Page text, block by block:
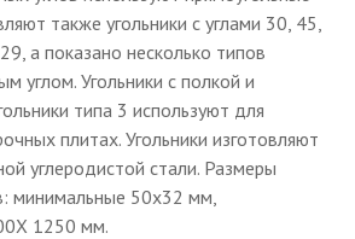
также угольники с углами 30, 45,
а показано несколько типов
углом. Угольники с полкой и
типа 3 используют для
плитах. Угольники изготовляют
углеродистой стали. Размеры
минимальные 50x32 мм,
1250 мм.